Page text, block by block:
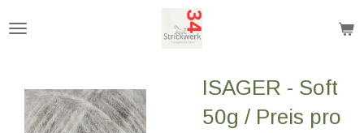
ISAGER - Soft
50g / Preis pro